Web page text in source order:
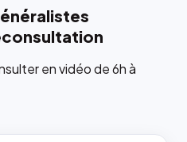
en vidéo de 6h à